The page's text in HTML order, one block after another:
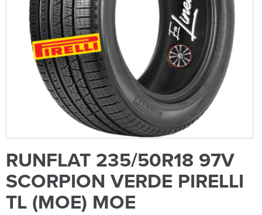
RUNFLAT 235/50R18 97V
SCORPION VERDE PIRELLI
TL (MOE) MOE